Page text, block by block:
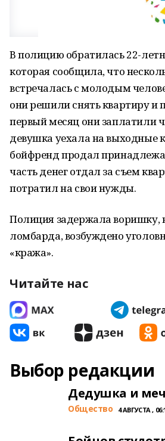
В полицию обратилась 22-
которая сообщила, что
встречалась с молодым
они решили снять квартиру и
первый месяц они заплатили
девушка уехала на выходные
бойфренд продал
часть денег отдал за съем
потратил на свои нужды.
Полиция задержала воришку,
ломбарда, возбуждено
«кража».
Читайте нас
Выбор редакции
Дедушка и
Общество 4 АВГУСТА ,